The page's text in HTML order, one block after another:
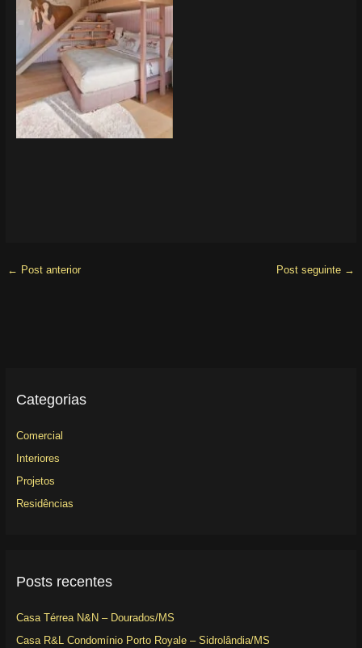
← Post anterior Post seguinte →
Categorias
Comercial
Interiores
Projetos
Residências
Posts recentes
Casa Térrea N&N – Dourados/MS
Casa R&L Condomínio Porto Royale – Sidrolândia/MS